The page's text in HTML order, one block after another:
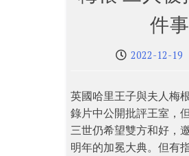
件事
2022-12-19
英國哈里王子與夫人梅
錄片中公開批評王室，
三世仍希望雙方和好，
明年的加冕大典。但有